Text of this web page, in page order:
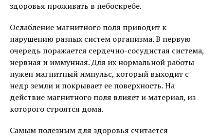
здоровья проживать в небоскребе.
Ослабление магнитного поля приводит к
нарушению разных систем организма. В первую
очередь поражается сердечно-сосудистая система,
нервная и иммунная. Для их нормальной работы
нужен магнитный импульс, который выходит с
недр земли и покрывает ее поверхность. На
действие магнитного поля влияет и материал, из
которого строятся дома.
Самым полезным для здоровья считается